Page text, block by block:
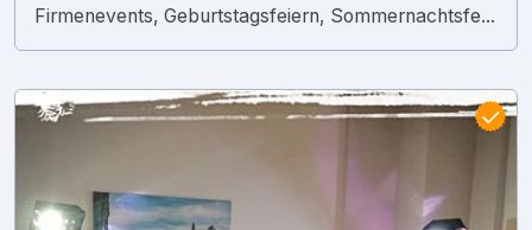
Firmenevents, Geburtstagsfeiern, Sommernachtsfe...